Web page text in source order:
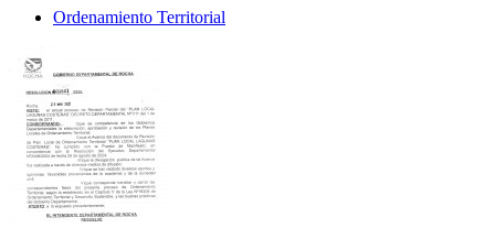
Ordenamiento Territorial